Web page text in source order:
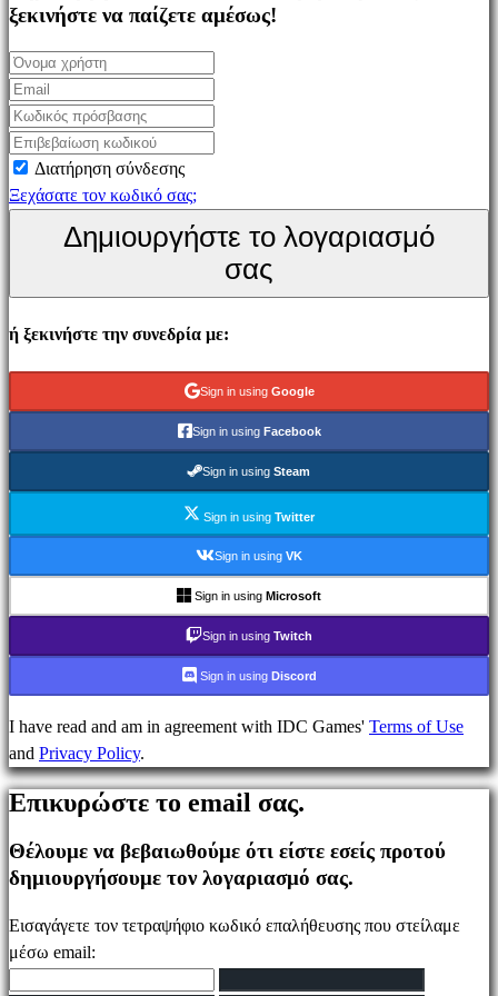
Simulation
Puzzle
Fighting
games
Παρουσιάσεις
Κοινότητα
Εκδηλώσεις
εντός
Μέσα
IDC
Gifts
Λογαριασμός
Εγγραφείτε
Σύνδεση
τον
κωδικό
σας;
ξεκινήστε να παίζετε αμέσως!
Διατήρηση σύνδεσης
Ξεχάσατε τον κωδικό σας;
Δημιουργήστε το λογαριασμό
σας
ή ξεκινήστε την συνεδρία με:
Sign in using Google
Sign in using Facebook
Sign in using Steam
Sign in using Twitter
Sign in using VK
Sign in using Microsoft
Sign in using Twitch
Sign in using Discord
I have read and am in agreement with IDC Games' Terms of Use
and Privacy Policy.
Επικυρώστε το email σας.
Θέλουμε να βεβαιωθούμε ότι είστε εσείς προτού
δημιουργήσουμε τον λογαριασμό σας.
Εισαγάγετε τον τετραψήφιο κωδικό επαλήθευσης που στείλαμε
μέσω email: